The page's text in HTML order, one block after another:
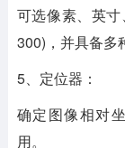
可选像素、英寸
300)，并具备多
5、定位器：
确定图像相对
用。